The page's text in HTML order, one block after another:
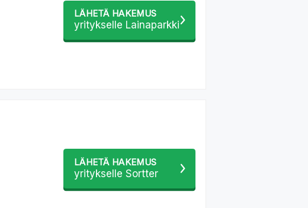
LÄHETÄ HAKEMUS
yritykselle Lainaparkki
LÄHETÄ HAKEMUS
yritykselle Sortter